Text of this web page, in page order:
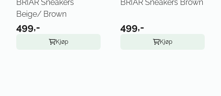
BRIAR Sneakers
Beige/ Brown
499,-
Kjøp
BRIAR Sneakers Brown
499,-
Kjøp